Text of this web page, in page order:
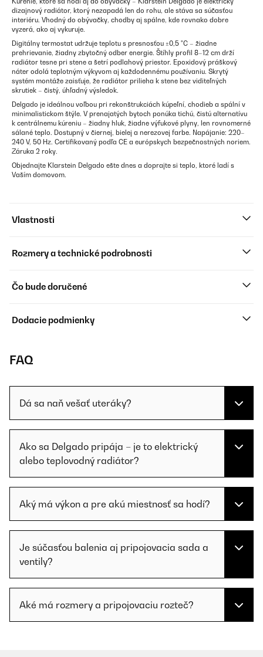
dizajnový radiátor, ktorý nezapadá len do rohu, ale stáva sa súčasťou
interiéru. Vhodný do obývačky, chodby aj spálne, kde rovnako dobre
vyzerá, ako aj vykuruje.
Digitálny termostat udržuje teplotu s presnosťou ±0,5 °C – žiadne
prehrievanie, žiadny zbytočný odber energie. Štíhly profil 8–12 cm drží
radiátor tesne pri stene a šetrí podlahový priestor. Epoxidový práškový
náter odolá teplotným výkyvom aj každodennému používaniu. Skrytý
systém montáže zaisťuje, že radiátor prilieha k stene bez viditeľných
skrutiek – čistý, úhľadný výsledok.
Delgado je ideálnou voľbou pri rekonštrukciách kúpeľní, chodieb a spální v
minimalistickom štýle. V prenajatých bytoch ponúka tichú, čistú alternatívu
k centrálnemu kúreniu – žiadny hluk, žiadne výfukové plyny, len rovnomerné
sálané teplo. Dostupný v čiernej, bielej a nerezovej farbe. Napájanie: 220–
240 V, 50 Hz. Certifikovaný podľa CE a európskych bezpečnostných noriem.
Záruka 2 roky.
Objednajte Klarstein Delgado ešte dnes a doprajte si teplo, ktoré ladí s
Vaším domovom.
Vlastnosti
Rozmery a technické podrobnosti
Čo bude doručené
Dodacie podmienky
FAQ
Dá sa naň vešať uteráky?
Ako sa Delgado pripája – je to elektrický
alebo teplovodný radiátor?
Aký má výkon a pre akú miestnosť sa hodí?
Je súčasťou balenia aj pripojovacia sada a
ventily?
Aké má rozmery a pripojovaciu rozteč?